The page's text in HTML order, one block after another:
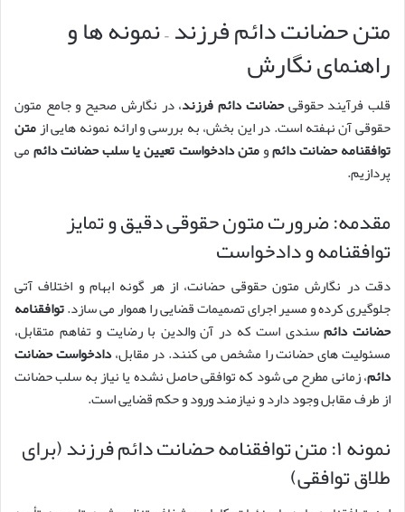
متن حضانت دائم فرزند – نمونه ها و
راهنمای نگارش
قلب فرآیند حقوقیحضانت دائم فرزند، در نگارش صحیح و جامع متون
حقوقی آن نهفته است. در این بخش، به بررسی و ارائه نمونه هایی ازمتن
توافقنامه حضانت دائمومتن دادخواست تعیین یا سلب حضانت دائممی
پردازیم.
مقدمه: ضرورت متون حقوقی دقیق و تمایز
توافقنامه و دادخواست
دقت در نگارش متون حقوقی حضانت، از هر گونه ابهام و اختلاف آتی
جلوگیری کرده و مسیر اجرای تصمیمات قضایی را هموار می سازد.توافقنامه
حضانت دائمسندی است که در آن والدین با رضایت و تفاهم متقابل،
مسئولیت های حضانت را مشخص می کنند. در مقابل،دادخواست حضانت
دائم، زمانی مطرح می شود که توافقی حاصل نشده یا نیاز به سلب حضانت
از طرف مقابل وجود دارد و نیازمند ورود و حکم قضایی است.
نمونه ۱: متن توافقنامه حضانت دائم فرزند (برای
طلاق توافقی)